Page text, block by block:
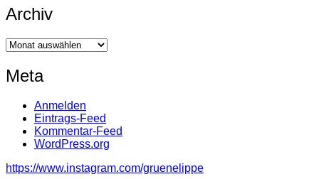
Archiv
Archiv
Meta
Anmelden
Eintrags-Feed
Kommentar-Feed
WordPress.org
https://www.instagram.com/gruenelippe